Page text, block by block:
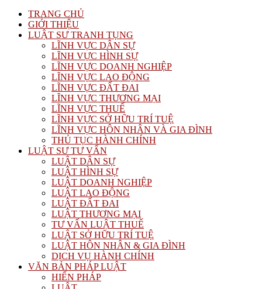
TRANG CHỦ
GIỚI THIỆU
LUẬT SƯ TRANH TỤNG
LĨNH VỰC DÂN SỰ
LĨNH VỰC HÌNH SỰ
LĨNH VỰC DOANH NGHIỆP
LĨNH VỰC LAO ĐỘNG
LĨNH VỰC ĐẤT ĐAI
LĨNH VỰC THƯƠNG MẠI
LĨNH VỰC THUẾ
LĨNH VỰC SỞ HỮU TRÍ TUỆ
LĨNH VỰC HÔN NHÂN VÀ GIA ĐÌNH
THỦ TỤC HÀNH CHÍNH
LUẬT SƯ TƯ VẤN
LUẬT DÂN SỰ
LUẬT HÌNH SỰ
LUẬT DOANH NGHIỆP
LUẬT LAO ĐỘNG
LUẬT ĐẤT ĐAI
LUẬT THƯƠNG MẠI
TƯ VẤN LUẬT THUẾ
LUẬT SỞ HỮU TRÍ TUỆ
LUẬT HÔN NHÂN & GIA ĐÌNH
DỊCH VỤ HÀNH CHÍNH
VĂN BẢN PHÁP LUẬT
HIẾN PHÁP